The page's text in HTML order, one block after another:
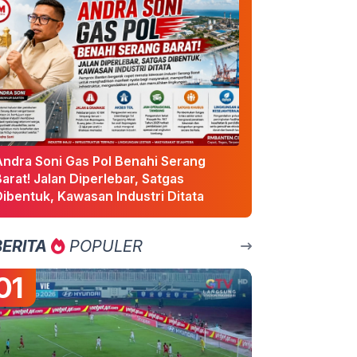
Soni Gas Pol Benahi Serang
Jalan Diperlebar, Satgas
Kawasan Industri Ditata
POPULER